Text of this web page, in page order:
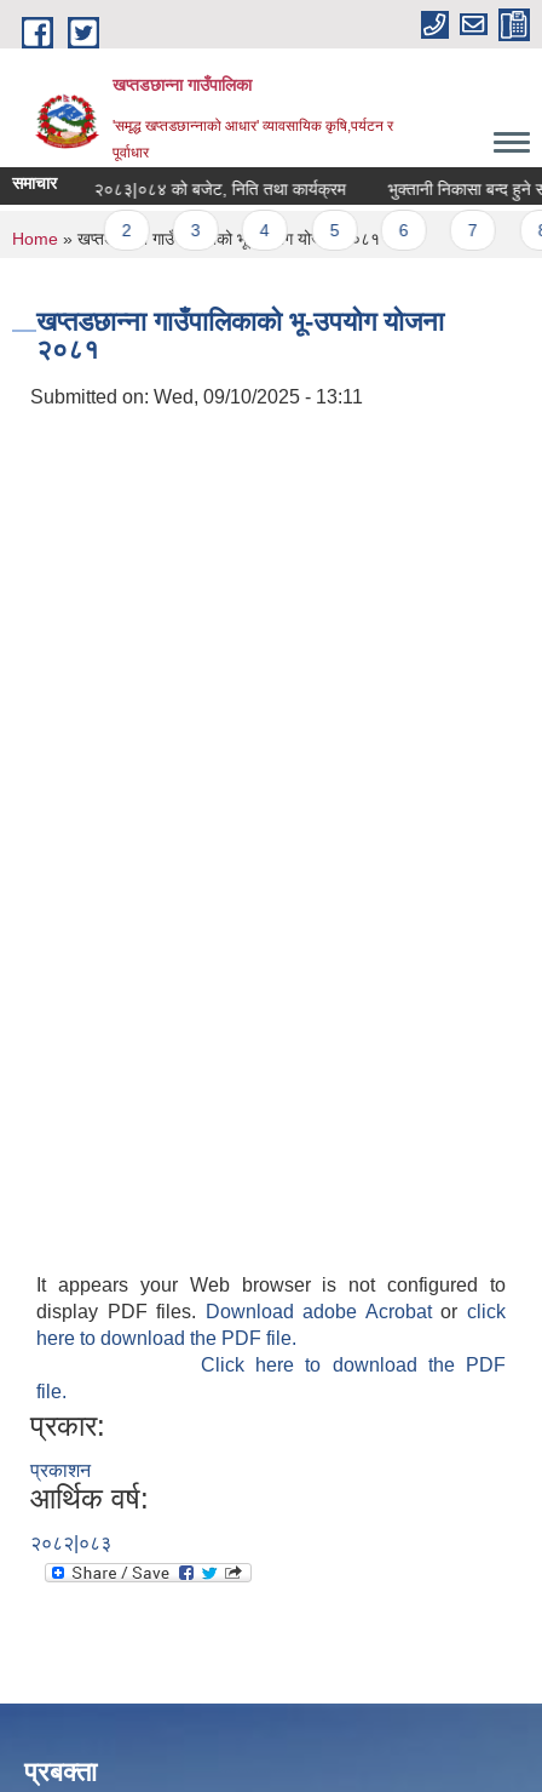
Skip to main content
खप्तडछान्ना गाउँपालिका
'समृद्ध खप्तडछान्नाको आधार' व्यावसायिक कृषि,पर्यटन र
पूर्वाधार
समाचारआ.व. २०८३|०८४ को बजेट, निति तथा कार्यक्रम भुक्तानी निकासा बन्द हुने
Pages
2 3 4 5
You are here
Home » खप्तडछान्ना गाउँपालिकाको भू-उपयोग योजना २०८१
खप्तडछान्ना गाउँपालिकाको भू-उपयोग योजना
२०८१
Submitted on: Wed, 09/10/2025 - 13:11
It appears your Web browser is not configured to
display PDF files.
Download adobe Acrobatorclick
here to download the PDF file.
Click here to download the PDF
file.
प्रकार:
प्रकाशन
आर्थिक वर्ष:
२०८२|०८३
प्रबक्ता